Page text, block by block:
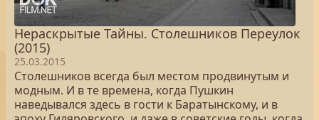
Нераскрытые Тайны. Столешников Переулок
(2015)
25.03.2015
Столешников всегда был местом продвинутым и
модным. И в те времена, когда Пушкин
наведывался здесь в гости к Баратынскому, и в